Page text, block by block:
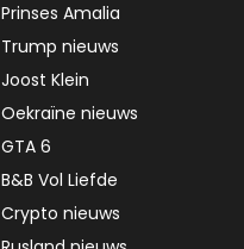
Prinses Amalia
Trump nieuws
Joost Klein
Oekraïne nieuws
GTA 6
B&B Vol Liefde
Crypto nieuws